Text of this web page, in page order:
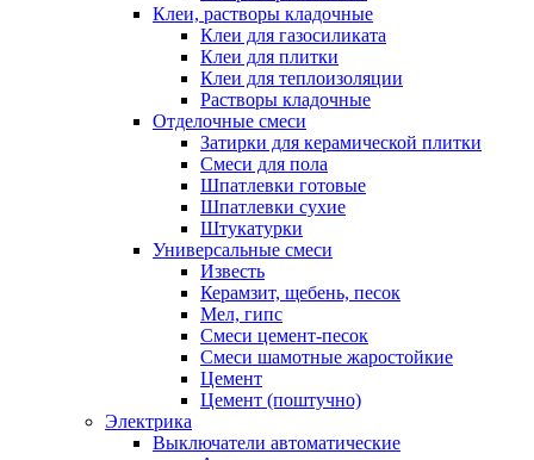
Клеи, растворы кладочные
Клеи для газосиликата
Клеи для плитки
Клеи для теплоизоляции
Растворы кладочные
Отделочные смеси
Затирки для керамической плитки
Смеси для пола
Шпатлевки готовые
Шпатлевки сухие
Штукатурки
Универсальные смеси
Известь
Керамзит, щебень, песок
Мел, гипс
Смеси цемент-песок
Смеси шамотные жаростойкие
Цемент
Цемент (поштучно)
Электрика
Выключатели автоматические